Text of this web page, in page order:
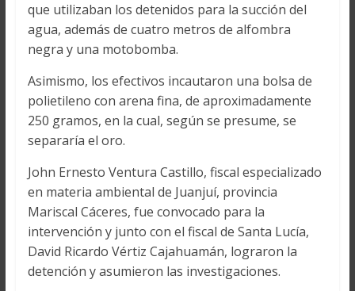
que utilizaban los detenidos para la succión del
agua, además de cuatro metros de alfombra
negra y una motobomba.
Asimismo, los efectivos incautaron una bolsa de
polietileno con arena fina, de aproximadamente
250 gramos, en la cual, según se presume, se
separaría el oro.
John Ernesto Ventura Castillo, fiscal especializado
en materia ambiental de Juanjuí, provincia
Mariscal Cáceres, fue convocado para la
intervención y junto con el fiscal de Santa Lucía,
David Ricardo Vértiz Cajahuamán, lograron la
detención y asumieron las investigaciones.